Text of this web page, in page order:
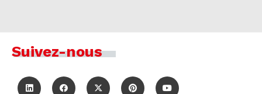
Suivez-nous